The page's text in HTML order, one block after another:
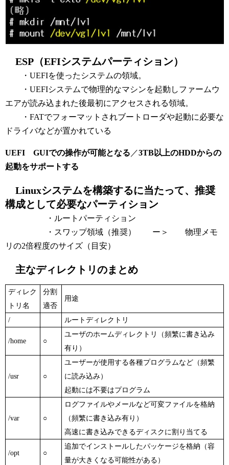
ESP（EFIシステムパーティション）
・UEFIを使ったシステムの領域。
・UEFIシステムで物理的なマシンを起動しファームウ
エアが読み込まれた後最初にアクセスされる領域。
・FATでフォーマットされブートローダや起動に必要な
ドライバなどが置かれている
UEFI GUIでの操作が可能となる ／3TB以上のHDDからの
起動をサポートする
Linuxシステムを構築するに当たって、推奨
構成として必要なパーティション
・ルートパーティション
・スワップ領域（推奨） ー＞ 物理メモ
リの2倍程度のサイズ（目安）
主なディレクトリのまとめ
ディレク
トリ名
分割
適否
用途
/ ルートディレクトリ
/home ○
ユーザのホームディレクトリ（頻繁に書き込み
有り）
/usr ○
ユーザーが使用する各種プログラムなど（頻繁
に読み込み）
起動には不要はプログラム
/var ○
ログファイルやメールなど可変ファイルを格納
（頻繁に書き込み有り）
高速に書き込みできるディスクに割り当てる
/opt ○
追加でインストールしたパッケージを格納（容
量が大きくなる可能性がある）